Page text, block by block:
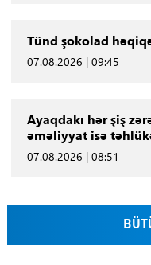
Tünd şokolad
07.08.2026 | 09:45
Ayaqdakı hər şiş
əməliyyat isə
07.08.2026 | 08:51